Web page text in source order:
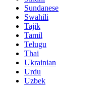
Sundanese
Swahili
Tajik
Tamil
Telugu
Thai
Ukrainian
Urdu
Uzbek